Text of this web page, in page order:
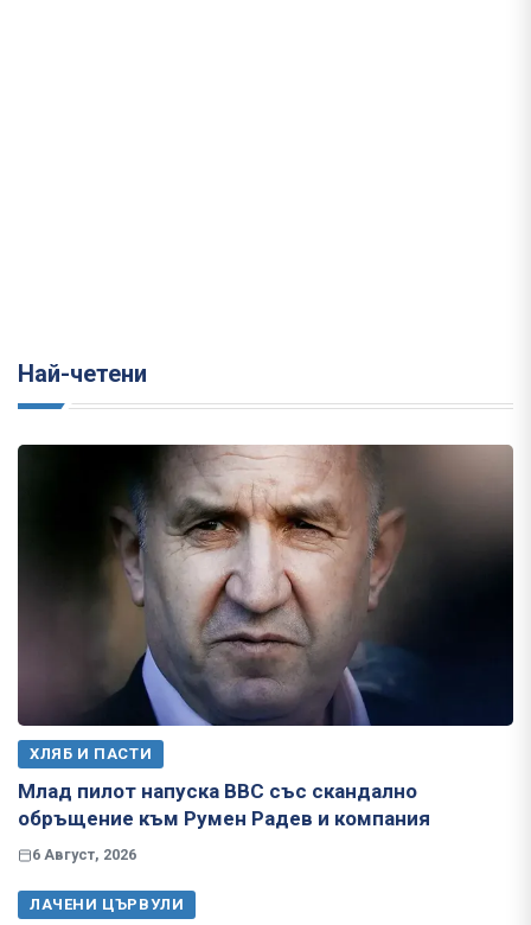
Най-четени
ХЛЯБ И ПАСТИ
Млад пилот напуска ВВС със скандално
обръщение към Румен Радев и компания
6 Август, 2026
ЛАЧЕНИ ЦЪРВУЛИ